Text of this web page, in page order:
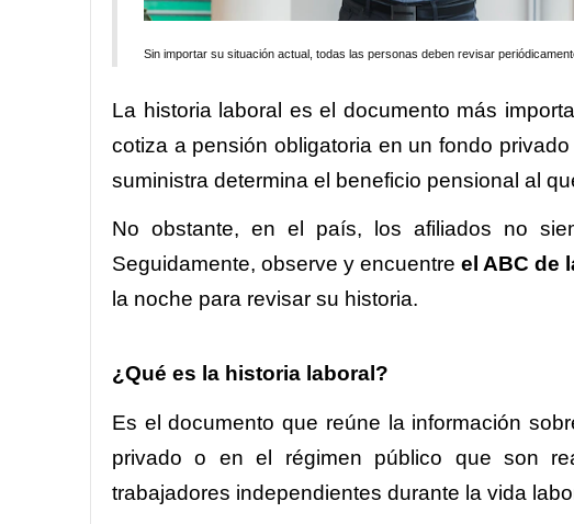
Sin importar su situación actual, todas las personas deben revisar
La historia laboral es el documento más
cotiza a pensión obligatoria en un fondo
suministra determina el beneficio pensional al
No obstante, en el país, los afiliados no
Seguidamente, observe y encuentre el ABC de
la noche para revisar su historia.
¿Qué es la historia laboral?
Es el documento que reúne la información
privado o en el régimen público que son
trabajadores independientes durante la vida